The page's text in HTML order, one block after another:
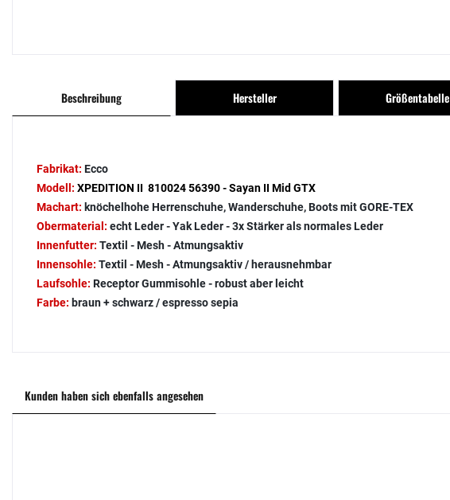
Beschreibung Hersteller Größentabelle
Fabrikat: Ecco
Modell: XPEDITION II 810024 56390 - Sayan II Mid GTX
Machart: knöchelhohe Herrenschuhe, Wanderschuhe, Boots mit GORE-TEX
Obermaterial: echt Leder - Yak Leder - 3x Stärker als normales Leder
Innenfutter: Textil - Mesh - Atmungsaktiv
Innensohle: Textil - Mesh - Atmungsaktiv / herausnehmbar
Laufsohle: Receptor Gummisohle - robust aber leicht
Farbe: braun + schwarz / espresso sepia
Kunden haben sich ebenfalls angesehen